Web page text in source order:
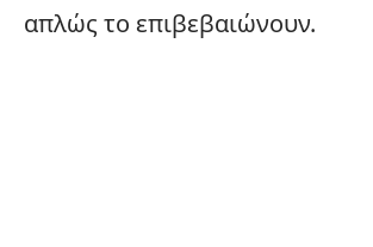
απλώς το επιβεβαιώνουν.